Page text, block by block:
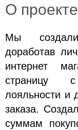
О проекте
Мы
доработав
интернет
страницу
лояльности и
заказа.
суммам